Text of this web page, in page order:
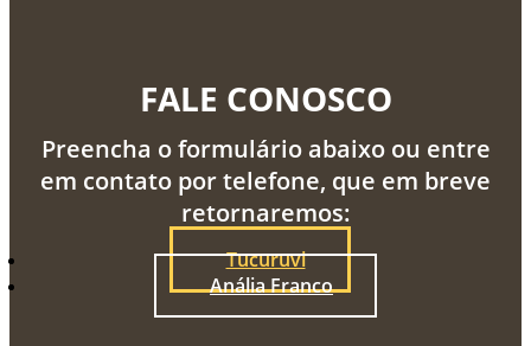
FALE CONOSCO
Preencha o formulário abaixo ou entre
em contato por telefone, que em breve
retornaremos:
Tucuruvi
Anália Franco